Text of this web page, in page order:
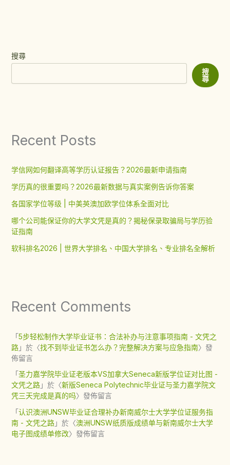
搜尋
搜
尋
Recent Posts
学信网如何翻译高等学历认证报告？2026最新申请指南
学历真的很重要吗？2026最新数据与真实案例告诉你答案
各国家学位等级 | 中美英澳加欧学位体系全面对比
哪个公司能保证你的大学文凭是真的？揭秘保录取骗局与学历验
证指南
软科排名2026 | 世界大学排名、中国大学排名、专业排名全解析
Recent Comments
「5步轻松制作大学毕业证书：合法补办与注意事项指南 - 文凭之
路」於〈找不到毕业证书怎么办？完整解决方案与应急指南〉發
佈留言
「圣力嘉学院毕业证老版本VS加拿大Seneca新版学位证对比图 -
文凭之路」於〈新版Seneca Polytechnic毕业证与圣力嘉学院文
凭三天完成是真的吗〉發佈留言
「认识澳洲UNSW毕业证合理补办新南威尔士大学学位证服务指
南 - 文凭之路」於〈澳洲UNSW纸质版成绩单与新南威尔士大学
电子图成绩单修改〉發佈留言